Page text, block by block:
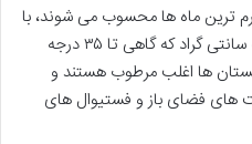
ترین ماه ها محسوب می شوند، با
میانگین دمای حدود ۲۵ درجه سانتی گراد که گاهی تا ۳۵ درجه
ها اغلب مرطوب هستند و
های فضای باز و فستیوال های